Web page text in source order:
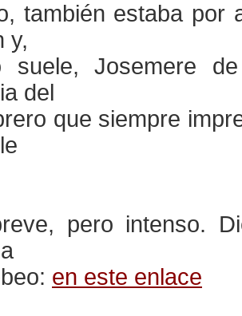
también estaba por
y,
suele, Josemere
del
que siempre
pero intenso.
en este enlace